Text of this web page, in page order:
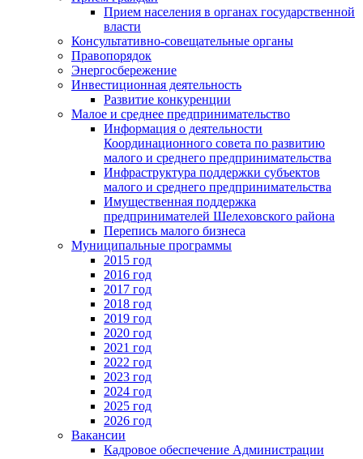
Прием населения в органах государственной
власти
Консультативно-совещательные органы
Правопорядок
Энергосбережение
Инвестиционная деятельность
Развитие конкуренции
Малое и среднее предпринимательство
Информация о деятельности
Координационного совета по развитию
малого и среднего предпринимательства
Инфраструктура поддержки субъектов
малого и среднего предпринимательства
Имущественная поддержка
предпринимателей Шелеховского района
Перепись малого бизнеса
Муниципальные программы
2015 год
2016 год
2017 год
2018 год
2019 год
2020 год
2021 год
2022 год
2023 год
2024 год
2025 год
2026 год
Вакансии
Кадровое обеспечение Администрации